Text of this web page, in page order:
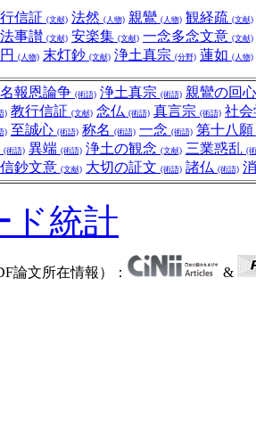
信証 (文献) 法然 (人物) 親鸞 (人物) 観経疏 (文献)
法事讃 (文献) 安楽集 (文献) 一念多念文意 (文献)
(人物) 末灯鈔 (文献) 浄土真宗 (分野) 蓮如 (人物)
報恩論争 (術語) 浄土真宗 (術語) 親鸞の回
) 教行信証 (文献) 念仏 (術語) 真言宗 (術語) 社
) 至誠心 (術語) 称名 (術語) 一念 (術語) 第十八願
(術語) 異端 (術語) 浄土の観念 (文献) 三業惑乱 (
鈔文意 (文献) 大切の証文 (術語) 諸仏 (術語)
ド統計
論文所在情報）： &